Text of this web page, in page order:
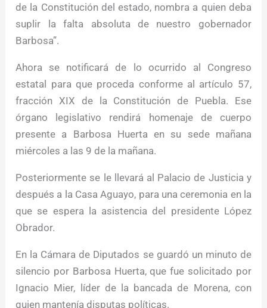
de la Constitución del estado, nombra a quien deba
suplir la falta absoluta de nuestro gobernador
Barbosa”.
Ahora se notificará de lo ocurrido al Congreso
estatal para que proceda conforme al artículo 57,
fracción XIX de la Constitución de Puebla. Ese
órgano legislativo rendirá homenaje de cuerpo
presente a Barbosa Huerta en su sede mañana
miércoles a las 9 de la mañana.
Posteriormente se le llevará al Palacio de Justicia y
después a la Casa Aguayo, para una ceremonia en la
que se espera la asistencia del presidente López
Obrador.
En la Cámara de Diputados se guardó un minuto de
silencio por Barbosa Huerta, que fue solicitado por
Ignacio Mier, líder de la bancada de Morena, con
quien mantenía disputas políticas.